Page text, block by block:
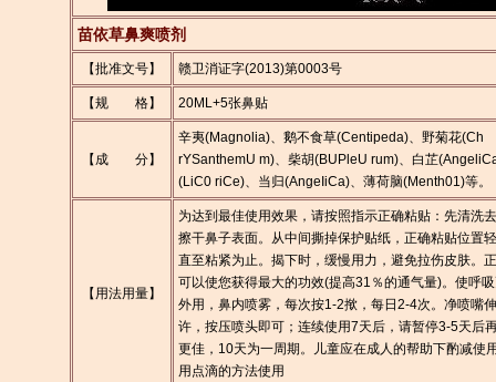
苗依草鼻爽喷剂
【批准文号】 赣卫消证字(2013)第0003号
【规 格】 20ML+5张鼻贴
【成 分】
辛夷(Magnolia)、鹅不食草(Centipeda)、野菊花(Ch
rYSanthemU m)、柴胡(BUPleU rum)、白芷
(LiC0 riCe)、当归(AngeIiCa)、薄荷脑(Menth01)等。
【用法用量】
为达到最佳使用效果，请按照指示正确粘贴：先清洗
擦干鼻子表面。从中间撕掉保护贴纸，正确粘贴位置
直至粘紧为止。揭下时，缓慢用力，避免拉伤皮肤。
可以使您获得最大的功效(提高31％的通气量)。使呼
外用，鼻内喷雾，每次按1-2揿，每日2-4次。净喷嘴
许，按压喷头即可；连续使用7天后，请暂停3-5天后
更佳，10天为一周期。儿童应在成人的帮助下酌减使
用点滴的方法使用